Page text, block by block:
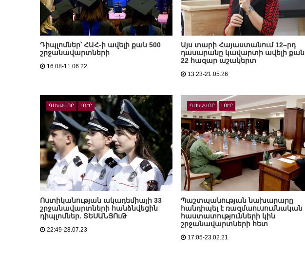
Դիպլոմներ՝ ՀԱՀ-ի ավելի քան 500
շրջանավարտների
16:08-11.06.22
Այս տարի Հայաստանում 12–րդ
դասարանը կավարտի ավելի քան
22 հազար աշակերտ
13:23-21.05.26
ԳԼԽԱՎՈՐ ԼՈՒՐ
Ոստիկանության ակադեմիայի 33
շրջանավարտների հանձնվեցին
դիպլոմներ. ՏԵՍԱՆՅՈւԹ
22:49-28.07.23
ԳԼԽԱՎՈՐ ԼՈՒՐ
Պաշտպանության նախարարը
հանդիպել է ռազմաուսումնական
հաստատությունների կին
շրջանավարտների հետ
17:05-23.02.21